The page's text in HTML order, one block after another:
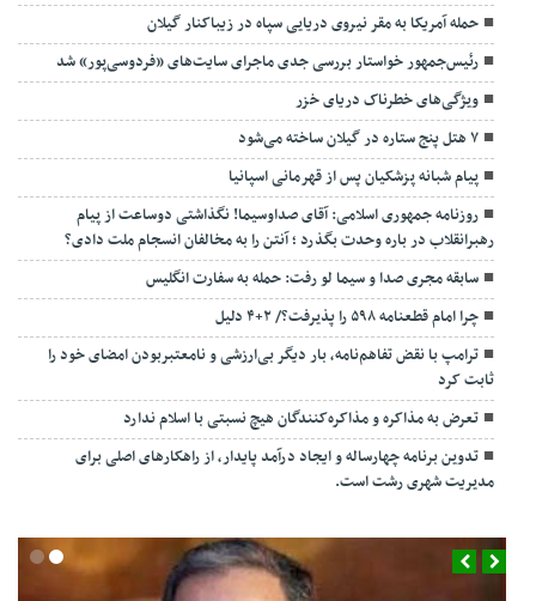
حمله آمریکا به مقر نیروی دریایی سپاه در زیباکنار گیلان
رئیس‌جمهور خواستار بررسی جدی ماجرای سایت‌های «فردوسی‌پور» شد
ویژگی‌های خطرناک دریای خزر
۷ هتل پنج ستاره در گیلان ساخته می‌شود
پیام شبانه پزشکیان پس از قهرمانی اسپانیا
روزنامه جمهوری اسلامی: آقای صداوسیما! نگذاشتی دوساعت از پیام
رهبرانقلاب در باره وحدت بگذرد ؛ آنتن را به مخالفان انسجام ملت دادی؟
سابقه مجری صدا و سیما لو رفت: حمله به سفارت انگلیس
چرا امام قطعنامه ۵۹۸ را پذیرفت؟/ ۲+۴ دلیل
ترامپ با نقض تفاهم‌نامه، بار دیگر بی‌ارزشی و نامعتبربودن امضای خود را
ثابت کرد
تعرض به مذاکره و مذاکره‌کنندگان هیچ نسبتی با اسلام ندارد
تدوین برنامه چهارساله و ایجاد درآمد پایدار، از راهکارهای اصلی برای
مدیریت شهری رشت است.